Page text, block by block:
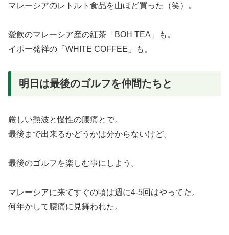
マレーシアのレトルト食品を山ほど買った（笑）。
愛飲のマレーシア産の紅茶「BOH TEA」も。
イポー発祥の「WHITE COFFEE」も。
明日は最後のゴルフを仲間たちと
厳しい熱波と慢性の腰痛とで。
最後まで出来るかどうかは分からないけど。
最後のゴルフを楽しむ事にしよう。
マレーシアに来てすぐの頃は週に4-5回はやってた。
何年かして腰痛に見舞われた。